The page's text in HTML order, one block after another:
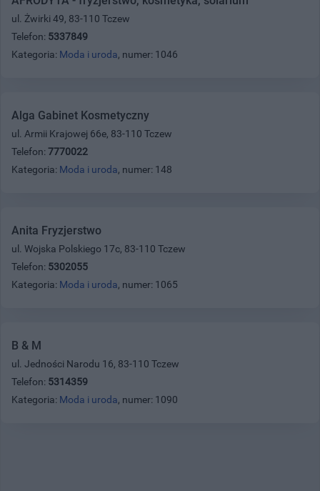
ul. Żwirki 49, 83-110 Tczew
Telefon: 5337849
Kategoria: Moda i uroda, numer: 1046
Alga Gabinet Kosmetyczny
ul. Armii Krajowej 66e, 83-110 Tczew
Telefon: 7770022
Kategoria: Moda i uroda, numer: 148
Anita Fryzjerstwo
ul. Wojska Polskiego 17c, 83-110 Tczew
Telefon: 5302055
Kategoria: Moda i uroda, numer: 1065
B & M
ul. Jedności Narodu 16, 83-110 Tczew
Telefon: 5314359
Kategoria: Moda i uroda, numer: 1090